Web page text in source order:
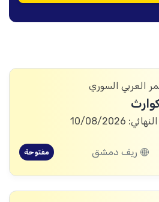
العربي السوري
10/08/2026
ريف دمشق مفتوحة